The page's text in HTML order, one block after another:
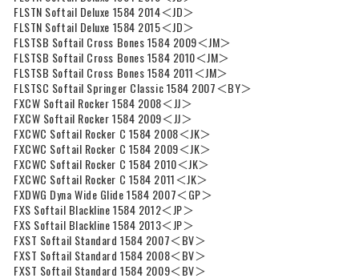
FLSTN Softail Deluxe 1584 2014＜JD＞
FLSTN Softail Deluxe 1584 2015＜JD＞
FLSTSB Softail Cross Bones 1584 2009＜JM＞
FLSTSB Softail Cross Bones 1584 2010＜JM＞
FLSTSB Softail Cross Bones 1584 2011＜JM＞
FLSTSC Softail Springer Classic 1584 2007＜BY＞
FXCW Softail Rocker 1584 2008＜JJ＞
FXCW Softail Rocker 1584 2009＜JJ＞
FXCWC Softail Rocker C 1584 2008＜JK＞
FXCWC Softail Rocker C 1584 2009＜JK＞
FXCWC Softail Rocker C 1584 2010＜JK＞
FXCWC Softail Rocker C 1584 2011＜JK＞
FXDWG Dyna Wide Glide 1584 2007＜GP＞
FXS Softail Blackline 1584 2012＜JP＞
FXS Softail Blackline 1584 2013＜JP＞
FXST Softail Standard 1584 2007＜BV＞
FXST Softail Standard 1584 2008＜BV＞
FXST Softail Standard 1584 2009＜BV＞